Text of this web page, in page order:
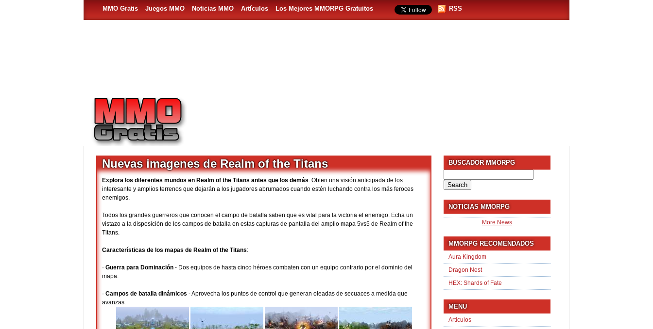
MMO Gratis Juegos MMO Noticias MMO Artículos Los Mejores MMORPG Gratuitos RSS
Nuevas imagenes de Realm of the Titans
Explora los diferentes mundos en Realm of the Titans antes que los demás. Obten una visión anticipada de los
interesante y amplios terrenos que dejarán a los jugadores abrumados cuando estén luchando contra los más feroces
enemigos.
Todos los grandes guerreros que conocen el campo de batalla saben que es vital para la victoria el enemigo. Echa un
vistazo a la disposición de los campos de batalla en estas capturas de pantalla del amplio mapa 5vs5 de Realm of the
Titans.
Características de los mapas de Realm of the Titans:
· Guerra para Dominación - Dos equipos de hasta cinco héroes combaten con un equipo contrario por el dominio del
mapa.
· Campos de batalla dinámicos - Aprovecha los puntos de control que generan oleadas de secuaces a medida que
avanzas.
BUSCADOR MMORPG
for:
NOTICIAS MMORPG
More News
MMORPG RECOMENDADOS
Aura Kingdom
Dragon Nest
HEX: Shards of Fate
MENU
Articulos